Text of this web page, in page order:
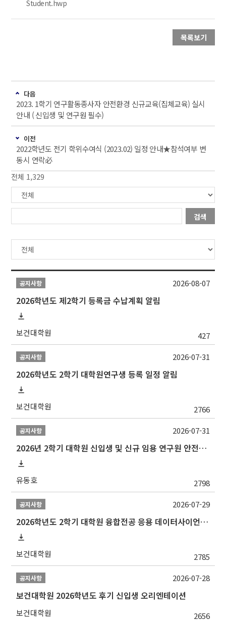
Student.hwp
목록보기
다음
2023. 1학기 연구활동종사자 안전환경 신규교육(집체교육) 실시
안내 ( 신입생 및 연구원 필수)
이전
2022학년도 전기 학위수여식 (2023.02) 일정 안내★참석여부 변
동시 연락必
전체 1,329
검색
공지사항
2026학년도 제2학기 등록금 수납계획 알림
보건대학원 427
2026-08-07
공지사항
2026학년도 2학기 대학원연구생 등록 일정 알림
보건대학원 2766
2026-07-31
공지사항
2026년 2학기 대학원 신입생 및 신규 임용 연구원 안전환경교육(신규교육) 실시 안내
유동호 2798
2026-07-31
공지사항
2026학년도 2학기 대학원 융합전공 응용 데이터사이언스 선발 계획 알림
보건대학원 2785
2026-07-29
공지사항
보건대학원 2026학년도 후기 신입생 오리엔테이션
보건대학원 2656
2026-07-28